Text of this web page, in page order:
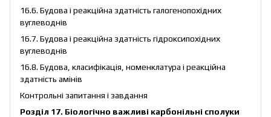
16.6. Будова і реакційна здатність галогенопохідних
вуглеводнів
16.7. Будова і реакційна здатність гідроксипохідних
вуглеводнів
16.8. Будова, класифікація, номенклатура і реакційна
здатність амінів
Контрольні запитання і завдання
Розділ 17. Біологічно важливі карбонільні сполуки